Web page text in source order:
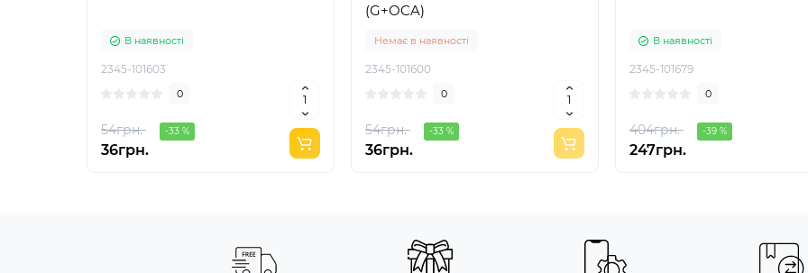
В наявності
2345-101603
0
54грн. -33 %
36грн.
(G+OCA)
Немає в наявності
2345-101600
0
54грн. -33 %
36грн.
В наявності
2345-101679
0
404грн. -39 %
247грн.